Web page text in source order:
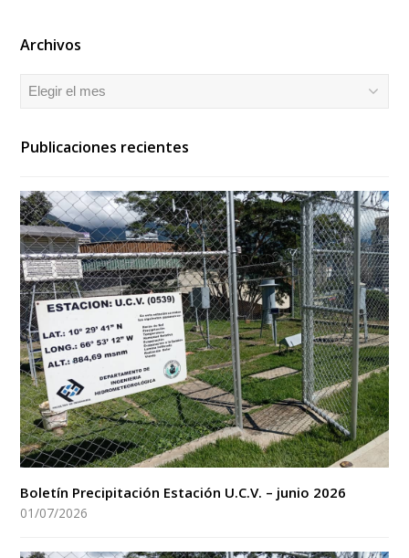
Archivos
Archivos
Publicaciones recientes
Boletín Precipitación Estación U.C.V. – junio 2026
01/07/2026